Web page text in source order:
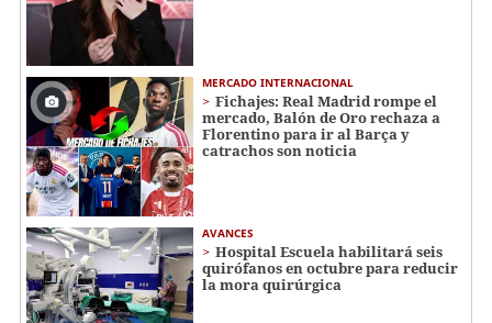
MERCADO INTERNACIONAL
Fichajes: Real Madrid rompe el
mercado, Balón de Oro rechaza a
Florentino para ir al Barça y
catrachos son noticia
AVANCES
Hospital Escuela habilitará seis
quirófanos en octubre para reducir
la mora quirúrgica